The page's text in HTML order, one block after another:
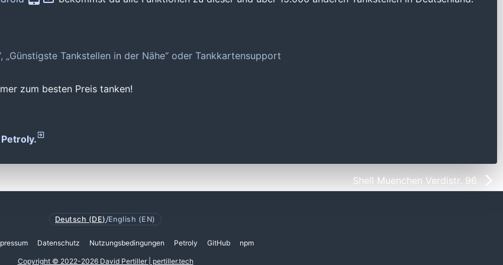
Tankstellen in der Nähe“ oder Tankkartensupport
zum besten Preis tanken!
Petroly.
Shell Muenchen Verdistr. 96
Deutsch (DE) /English (EN)
Datenschutz Nutzungsbedingungen Petroly GitHub npm
Copyright © 2022-2026 David Pertiller | pertiller.tech